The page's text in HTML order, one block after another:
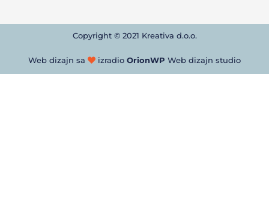
Copyright © 2021 Kreativa d.o.o.
Web dizajn sa izradio OrionWP Web dizajn studio